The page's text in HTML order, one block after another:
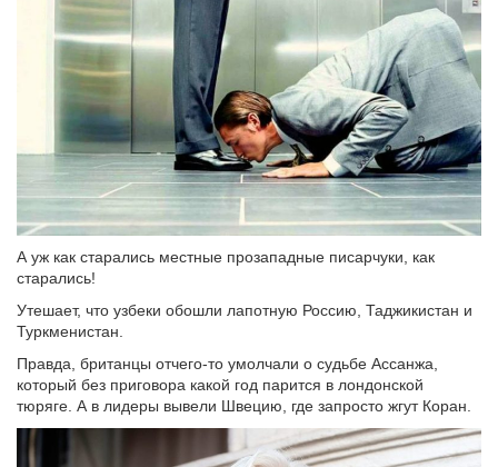
А уж как старались местные прозападные писарчуки, как
старались!
Утешает, что узбеки обошли лапотную Россию, Таджикистан и
Туркменистан.
Правда, британцы отчего-то умолчали о судьбе Ассанжа,
который без приговора какой год парится в лондонской
тюряге. А в лидеры вывели Швецию, где запросто жгут Коран.